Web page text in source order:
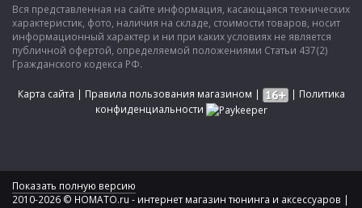
Вся представленная на сайте информация, касающаяся технических
характеристик, фото, наличия на складе, стоимости товаров, носит
информационный характер и ни при каких условиях не является
публичной офертой, определяемой положениями Статьи 437(2)
Гражданского кодекса РФ.
Карта сайта | Правила пользования магазином | | Политика
конфиденциальности
Показать полную версию
2010-2026 © HOMATO.ru - интернет магазин тюнинга и аксессуаров |